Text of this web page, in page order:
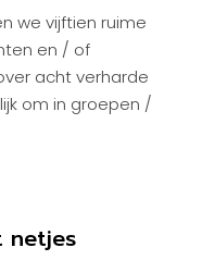
we vijftien ruime
en / of
acht verharde
om in groepen /
netjes